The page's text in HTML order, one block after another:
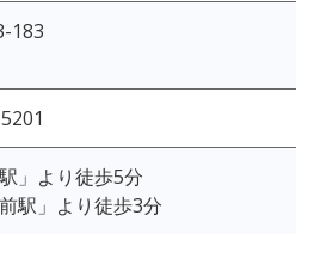
183
」より徒歩5分
駅」より徒歩3分